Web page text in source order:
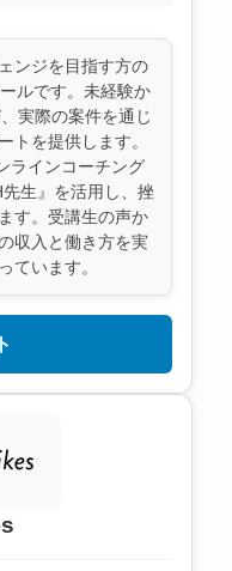
ンジを目指す方の
ルです。未経験か
実際の案件を通じ
トを提供します。
ラインコーチング
生』を活用し、挫
す。受講生の声か
収入と働き方を実
ています。